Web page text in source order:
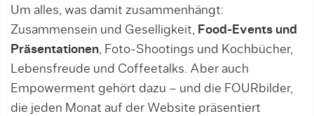
Um alles, was damit zusammenhängt:
Zusammensein und Geselligkeit, Food-Events und
Präsentationen, Foto-Shootings und Kochbücher,
Lebensfreude und Coffeetalks. Aber auch
Empowerment gehört dazu – und die FOURbilder,
die jeden Monat auf der Website präsentiert